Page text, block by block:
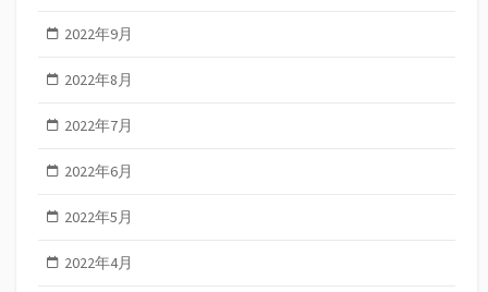
2022年9月
2022年8月
2022年7月
2022年6月
2022年5月
2022年4月